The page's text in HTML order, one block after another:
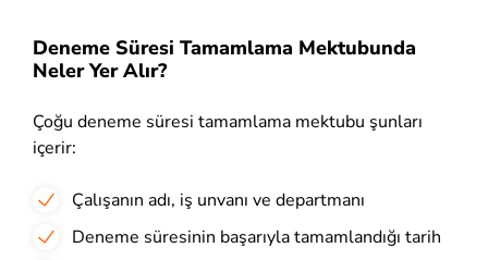
Deneme Süresi Tamamlama Mektubunda
Neler Yer Alır?
Çoğu deneme süresi tamamlama mektubu şunları
içerir:
Çalışanın adı, iş unvanı ve departmanı
Deneme süresinin başarıyla tamamlandığı tarih